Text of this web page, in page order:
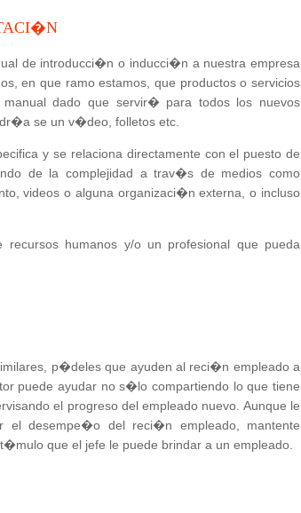
de introducci�n o inducci�n a nuestra empresa
en que ramo estamos, que productos o servicios
dado que servir� para todos los nuevos
se un v�deo, folletos etc.
y se relaciona directamente con el puesto de
de la complejidad a trav�s de medios como
videos o alguna organizaci�n externa, o incluso
humanos y/o un profesional que pueda
p�deles que ayuden al reci�n empleado a
puede ayudar no s�lo compartiendo lo que tiene
el progreso del empleado nuevo. Aunque le
el desempe�o del reci�n empleado, mantente
que el jefe le puede brindar a un empleado.